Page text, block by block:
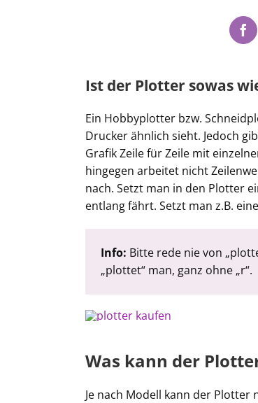
Ist der Plotter sowas
Ein Hobbyplotter bzw.
Drucker ähnlich sieht. Jedoch
Grafik Zeile für Zeile mit
hingegen arbeitet nicht
nach. Setzt man in den Plotter
entlang fährt. Setzt man z.B.
Info: Bitte rede nie von
„plottet“ man, ganz ohne „r“.
Was kann der
Je nach Modell kann der